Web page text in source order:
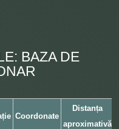
BAZA DE
Coordonate
Distanța
aproximativă